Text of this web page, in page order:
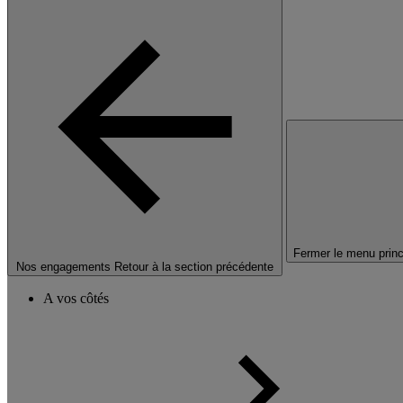
Nos engagements Retour à la section précédente
Fermer le menu
A vos côtés